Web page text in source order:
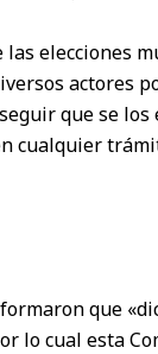
las elecciones
actores
que se
cualquier
que
lo cual esta